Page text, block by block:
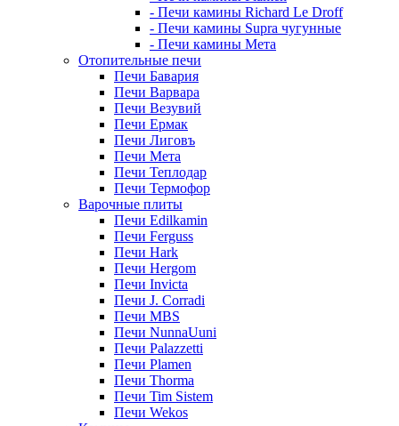
- Печи камины Richard Le Droff
- Печи камины Supra чугунные
- Печи камины Мета
Отопительные печи
Печи Бавария
Печи Варвара
Печи Везувий
Печи Ермак
Печи Лиговъ
Печи Мета
Печи Теплодар
Печи Термофор
Варочные плиты
Печи Edilkamin
Печи Ferguss
Печи Hark
Печи Hergom
Печи Invicta
Печи J. Corradi
Печи MBS
Печи NunnaUuni
Печи Palazzetti
Печи Plamen
Печи Thorma
Печи Tim Sistem
Печи Wekos